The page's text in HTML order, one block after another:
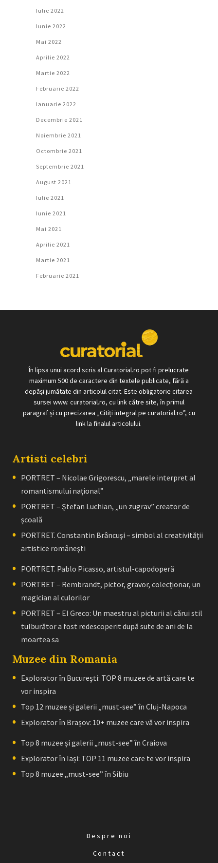
Iulie 2022
Iunie 2022
Mai 2022
Aprilie 2022
Martie 2022
Februarie 2022
Ianuarie 2022
Decembrie 2021
Noiembrie 2021
Octombrie 2021
Septembrie 2021
August 2021
Iulie 2021
Iunie 2021
Mai 2021
Aprilie 2021
Martie 2021
Februarie 2021
În lipsa unui acord scris al Curatorial.ro pot fi prelucrate
maximum 500 de caractere din textele publicate, fără a
depăși jumătate din articolul citat. Este obligatorie citarea
sursei www. curatorial.ro, cu link către site, în primul
paragraf și cu precizarea „Citiți integral pe curatorial.ro”, cu
link la finalul articolului.
Artisti celebri
PORTRET – Nicolae Grigorescu, „marele interpret al
romantismului naţional”
PORTRET – Ştefan Luchian, „un zugrav” creator de
școală
PORTRET. Constantin Brâncuşi – simbol al creativităţii
artistice româneşti
PORTRET. Pablo Picasso, artistul-capodoperă
PORTRET – Rembrandt, pictor, gravor, colecţionar, un
magician al culorilor
PORTRET – El Greco: Un maestru al picturii al cărui stil
tulburător a fost redescoperit după sute de ani de la
moartea sa
Muzee din Romania
Explorator în București: TOP 8 muzee de artă care te
vor inspira
Top 12 muzee și galerii „must-see” în Cluj-Napoca
Explorator în Brașov: 10+ muzee care vă vor inspira
Top 8 muzee și galerii „must-see” în Craiova
Explorator în Iași: TOP 11 muzee care te vor inspira
Top 8 muzee „must-see” în Sibiu
Despre noi
Contact